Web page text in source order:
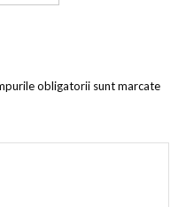
obligatorii sunt marcate